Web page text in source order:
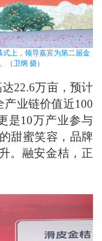
式上，领导嘉宾为第二届金
（卫纲 摄）
22.6万亩，预计
产业链价值近100
是10万产业参与
甜蜜笑容，品牌
。融安金桔，正